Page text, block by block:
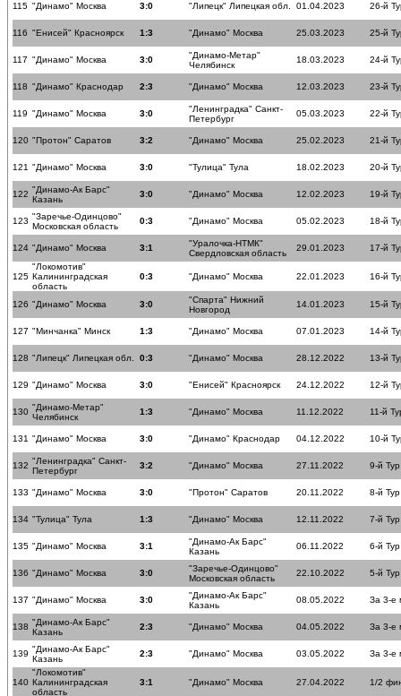
115 "Динамо" Москва 3:0 "Липецк" Липецкая обл. 01.04.2023 26-й
116 "Енисей" Красноярск 1:3 "Динамо" Москва 25.03.2023 25-й
117 "Динамо" Москва 3:0
"Динамо-Метар"
Челябинск
18.03.2023 24-й
118 "Динамо" Краснодар 2:3 "Динамо" Москва 12.03.2023 23-й
119 "Динамо" Москва 3:0
"Ленинградка" Санкт-
Петербург
05.03.2023 22-й
120 "Протон" Саратов 3:2 "Динамо" Москва 25.02.2023 21-й
121 "Динамо" Москва 3:0 "Тулица" Тула 18.02.2023 20-й
122 "Динамо-Ак Барс"
Казань
3:0 "Динамо" Москва 12.02.2023 19-й
123 "Заречье-Одинцово"
Московская область
0:3 "Динамо" Москва 05.02.2023 18-й
124 "Динамо" Москва 3:1
"Уралочка-НТМК"
Свердловская область
29.01.2023 17-й
125
"Локомотив"
Калининградская
область
0:3 "Динамо" Москва 22.01.2023 16-й
126 "Динамо" Москва 3:0
"Спарта" Нижний
Новгород
14.01.2023 15-й
127 "Минчанка" Минск 1:3 "Динамо" Москва 07.01.2023 14-й
128 "Липецк" Липецкая обл. 0:3 "Динамо" Москва 28.12.2022 13-й
129 "Динамо" Москва 3:0 "Енисей" Красноярск 24.12.2022 12-й
130 "Динамо-Метар"
Челябинск
1:3 "Динамо" Москва 11.12.2022 11-й
131 "Динамо" Москва 3:0 "Динамо" Краснодар 04.12.2022 10-й
132 "Ленинградка" Санкт-
Петербург
3:2 "Динамо" Москва 27.11.2022 9-й Тур
133 "Динамо" Москва 3:0 "Протон" Саратов 20.11.2022 8-й Тур
134 "Тулица" Тула 1:3 "Динамо" Москва 12.11.2022 7-й Тур
135 "Динамо" Москва 3:1
"Динамо-Ак Барс"
Казань
06.11.2022 6-й Тур
136 "Динамо" Москва 3:0
"Заречье-Одинцово"
Московская область
22.10.2022 5-й Тур
137 "Динамо" Москва 3:0
"Динамо-Ак Барс"
Казань
08.05.2022 За 3-е
138 "Динамо-Ак Барс"
Казань
2:3 "Динамо" Москва 04.05.2022 За 3-е
139 "Динамо-Ак Барс"
Казань
2:3 "Динамо" Москва 03.05.2022 За 3-е
140
"Локомотив"
Калининградская
область
3:1 "Динамо" Москва 27.04.2022 1/2